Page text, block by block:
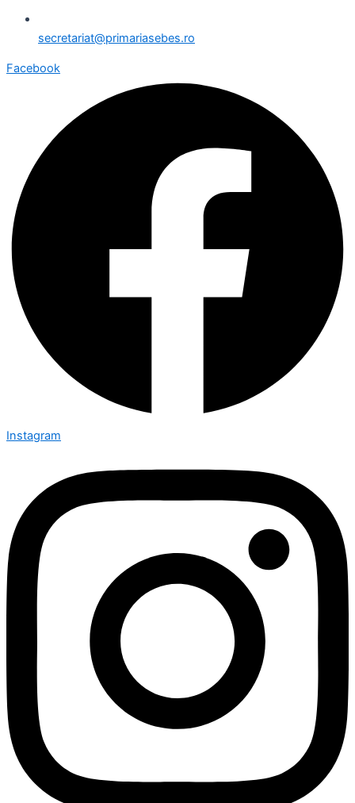
secretariat@primariasebes.ro
Facebook
Instagram